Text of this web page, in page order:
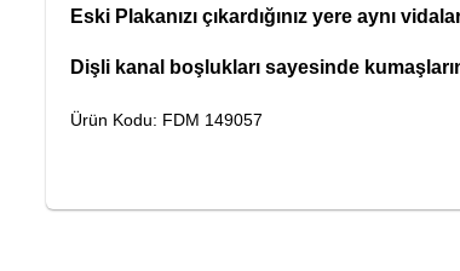
Eski Plakanızı çıkardığınız yere aynı
Dişli kanal boşlukları sayesinde
Ürün Kodu: FDM 149057